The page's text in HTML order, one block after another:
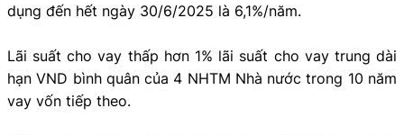
dụng đến hết ngày 30/6/2025 là 6,1%/năm.
Lãi suất cho vay thấp hơn 1% lãi suất cho vay trung dài
hạn VND bình quân của 4 NHTM Nhà nước trong 10 năm
vay vốn tiếp theo.